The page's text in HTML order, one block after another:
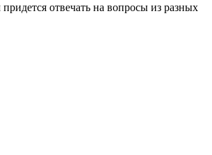
отвечать на вопросы из разных